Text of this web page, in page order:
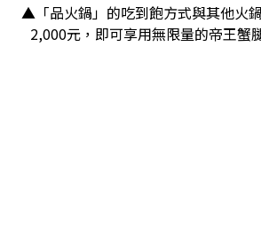
▲「品火鍋」的吃到飽方式與其他火
2,000元，即可享用無限量的帝王蟹